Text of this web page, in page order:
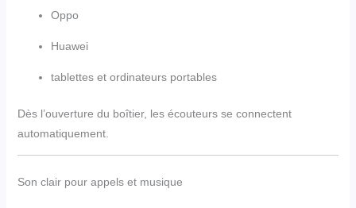
Oppo
Huawei
tablettes et ordinateurs portables
Dès l’ouverture du boîtier, les écouteurs se connectent
automatiquement.
Son clair pour appels et musique